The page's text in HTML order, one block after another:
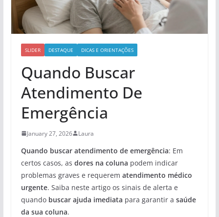
SLIDER DESTAQUE DICAS E ORIENTAÇÕES
Quando Buscar
Atendimento De
Emergência
January 27, 2026 Laura
Quando buscar atendimento de emergência: Em
certos casos, as dores na coluna podem indicar
problemas graves e requerem atendimento médico
urgente. Saiba neste artigo os sinais de alerta e
quando buscar ajuda imediata para garantir a saúde
da sua coluna.